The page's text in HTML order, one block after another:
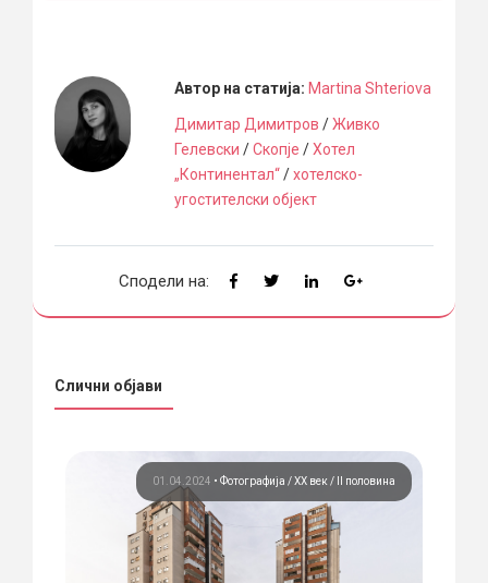
Автор на статија: Martina Shteriova
Димитар Димитров /Живко
Гелевски /Скопје /Хотел
„Континентал“/хотелско-
угостителски објект
Сподели на:
Слични објави
01.04.2024 • Фотографија ХХ век / II половина